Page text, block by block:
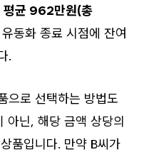
평균 962만원(총
동화 종료 시점에 잔여
.
으로 선택하는 방법도
아닌, 해당 금액 상당의
품입니다. 만약 B씨가